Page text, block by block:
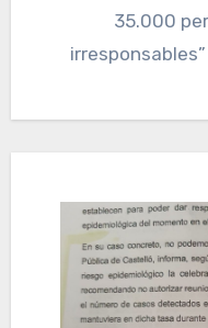
35.000